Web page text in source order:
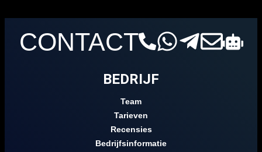
CONTACT
BEDRIJF
Team
Tarieven
Recensies
Bedrijfsinformatie